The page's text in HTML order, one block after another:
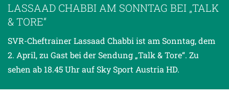
LASSAAD CHABBI AM SONNTAG BEI „TALK
& TORE“
SVR-Cheftrainer Lassaad Chabbi ist am Sonntag, dem
2. April, zu Gast bei der Sendung „Talk & Tore“. Zu
sehen ab 18.45 Uhr auf Sky Sport Austria HD.